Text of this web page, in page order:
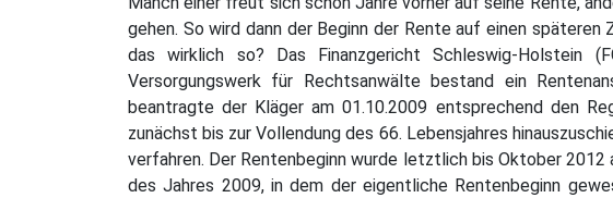
gehen. So wird dann der Beginn der Rente auf einen
das wirklich so? Das Finanzgericht Schleswig-Holstein
Versorgungswerk für Rechtsanwälte bestand ein
beantragte der Kläger am 01.10.2009 entsprechend den
zunächst bis zur Vollendung des 66. Lebensjahres
verfahren. Der Rentenbeginn wurde letztlich bis Oktober
des Jahres 2009, in dem der eigentliche Rentenbeginn